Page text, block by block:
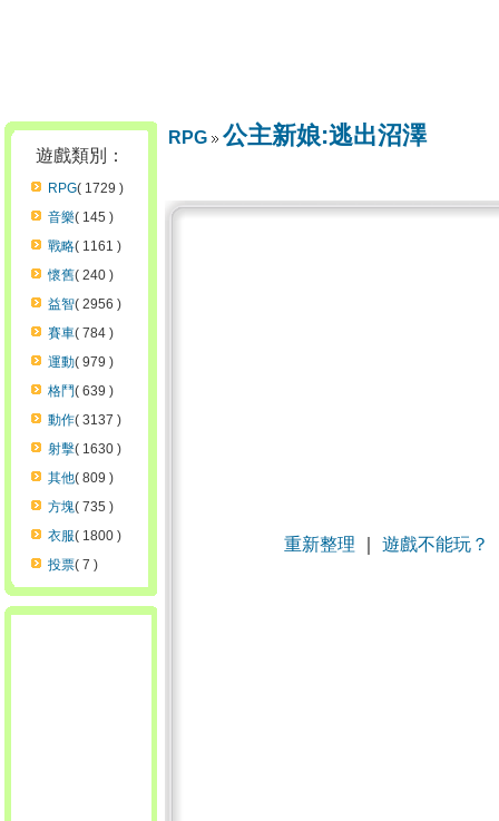
遊戲類別：
RPG( 1729 )
音樂( 145 )
戰略( 1161 )
懷舊( 240 )
益智( 2956 )
賽車( 784 )
運動( 979 )
格鬥( 639 )
動作( 3137 )
射擊( 1630 )
其他( 809 )
方塊( 735 )
衣服( 1800 )
投票( 7 )
RPG 公主新娘:逃出沼澤
重新整理 遊戲不能玩？